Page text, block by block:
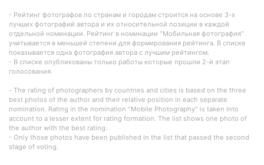
- Рейтинг фотографов по странам и городам строится на основе 3-х
лучших фотографий автора и их относительной позиции в каждой
отдельной номинации. Рейтинг в номинации "Мобильная фотография"
учитывается в меньшей степени для формирования рейтинга. В списке
показывается одна фотография автора с лучшим рейтингом.
- В списке опубликованы только работы которые прошли 2-й этап
голосования.
- The rating of photographers by countries and cities is based on the three
best photos of the author and their relative position in each separate
nomination. Rating in the nomination "Mobile Photography" is taken into
account to a lesser extent for rating formation. The list shows one photo of
the author with the best rating.
- Only those photos have been published in the list that passed the second
stage of voting.